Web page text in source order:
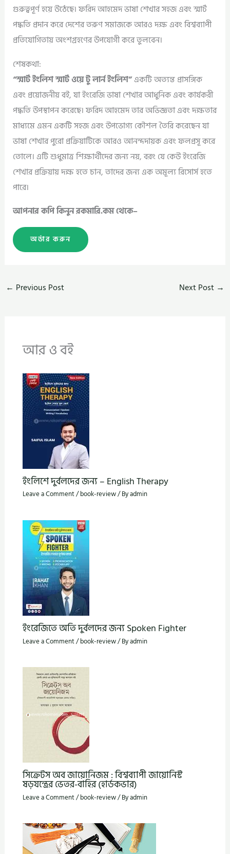
গুরুত্বপূর্ণ হয়ে উঠেছে। ফরিদ আহমেদ ভাষা শেখার সহজ এবং স্মার্ট
পদ্ধতি প্রদান করে দেশের তরুণ সমাজকে আরও দক্ষ এবং বিশ্বব্যাপী
প্রতিযোগিতায় অংশগ্রহণের উপযোগী করে তুলবেন।
শেষকথা:
“স্মার্ট ইংলিশ স্মার্ট ওয়ে টু লার্ন ইংলিশ”একটি অত্যন্ত প্রাসঙ্গিক
এবং প্রয়োজনীয় বই, যা ইংরেজি ভাষা শেখার আধুনিক এবং কার্যকরী
পদ্ধতি উপস্থাপন করেছে। ফরিদ আহমেদ তার অভিজ্ঞতা এবং দক্ষতার
মাধ্যমে এমন একটি সহজ এবং উপভোগ্য কৌশল তৈরি করেছেন যা
ভাষা শেখার পুরো প্রক্রিয়াটিকে আরও আনন্দদায়ক এবং ফলপ্রসূ করে
তোলে। এটি শুধুমাত্র শিক্ষার্থীদের জন্য নয়, বরং যে কেউ ইংরেজি
শেখার প্রক্রিয়ায় দক্ষ হতে চান, তাদের জন্য এক অমূল্য রিসোর্স হতে
পারে।
আপনার কপি কিনুন রকমারি.কম থেকে–
অর্ডার করুন
← Previous Post Next Post →
আর ও বই
ইংলিশে দুর্বলদের জন্য – English Therapy
Leave a Comment/book-review/ Byadmin
ইংরেজিতে অতি দুর্বলদের জন্য Spoken Fighter
Leave a Comment/book-review/ Byadmin
সিক্রেটস অব জায়োনিজম : বিশ্বব্যাপী জায়োনিস্ট
ষড়যন্ত্রের ভেতর-বাহির (হার্ডকভার)
Leave a Comment/book-review/ Byadmin